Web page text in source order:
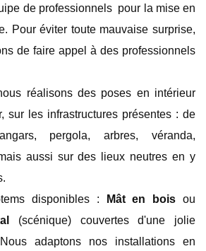
de professionnels pour la mise en
Pour éviter toute mauvaise surprise,
de faire appel à des professionnels
réalisons des poses en intérieur
sur les infrastructures présentes : de
pergola, arbres, véranda,
aussi sur des lieux neutres en y
disponibles : Mât en bois ou
(scénique) couvertes d'une jolie
adaptons nos installations en